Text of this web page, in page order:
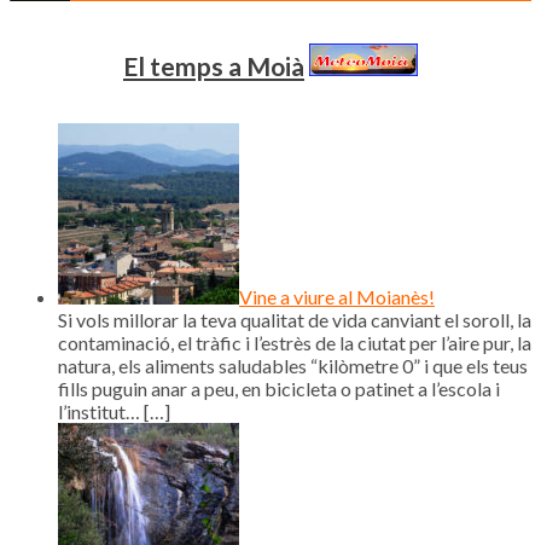
El temps a Moià
Vine a viure al Moianès!
Si vols millorar la teva qualitat de vida canviant el soroll, la
contaminació, el tràfic i l’estrès de la ciutat per l’aire pur, la
natura, els aliments saludables “kilòmetre 0” i que els teus
fills puguin anar a peu, en bicicleta o patinet a l’escola i
l’institut… […]